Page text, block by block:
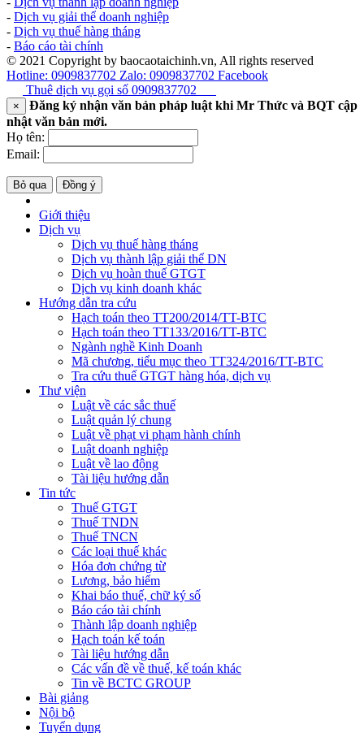
- Dịch vụ giải thể doanh nghiệp
- Dịch vụ thuế hàng tháng
- Báo cáo tài chính
© 2021 Copyright by baocaotaichinh.vn, All rights reserved
Hotline: 0909837702 Zalo: 0909837702 Facebook
Thuê dịch vụ gọi số 0909837702
×
Đăng ký nhận văn bản pháp luật khi Mr Thức và BQT cập
nhật văn bản mới.
Họ tên:
Email:
Bỏ qua Đồng ý
Giới thiệu
Dịch vụ
Dịch vụ thuế hàng tháng
Dịch vụ thành lập giải thể DN
Dịch vụ hoàn thuế GTGT
Dịch vụ kinh doanh khác
Hướng dẫn tra cứu
Hạch toán theo TT200/2014/TT-BTC
Hạch toán theo TT133/2016/TT-BTC
Ngành nghề Kinh Doanh
Mã chương, tiểu mục theo TT324/2016/TT-BTC
Tra cứu thuế GTGT hàng hóa, dịch vụ
Thư viện
Luật về các sắc thuế
Luật quản lý chung
Luật về phạt vi phạm hành chính
Luật doanh nghiệp
Luật về lao động
Tài liệu hướng dẫn
Tin tức
Thuế GTGT
Thuế TNDN
Thuế TNCN
Các loại thuế khác
Hóa đơn chứng từ
Lương, bảo hiểm
Khai báo thuế, chữ ký số
Báo cáo tài chính
Thành lập doanh nghiệp
Hạch toán kế toán
Tài liệu hướng dẫn
Các vấn đề về thuế, kế toán khác
Tin về BCTC GROUP
Bài giảng
Nội bộ
Tuyển dụng